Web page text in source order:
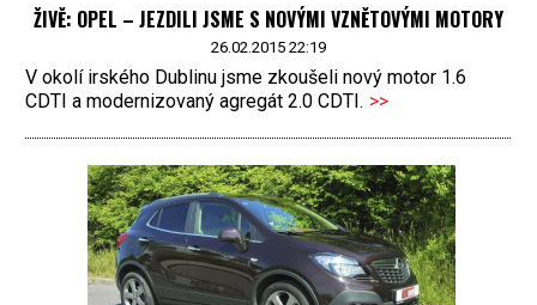
ŽIVĚ: OPEL – JEZDILI JSME S NOVÝMI VZNĚTOVÝMI MOTORY
26.02.2015 22:19
V okolí irského Dublinu jsme zkoušeli nový motor 1.6
CDTI a modernizovaný agregát 2.0 CDTI. >>